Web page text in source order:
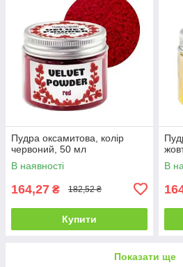
Пудра оксамитова, колір
червоний, 50 мл
В наявності
164,27 ₴ 182,52 ₴
Купити
В
Показати ще